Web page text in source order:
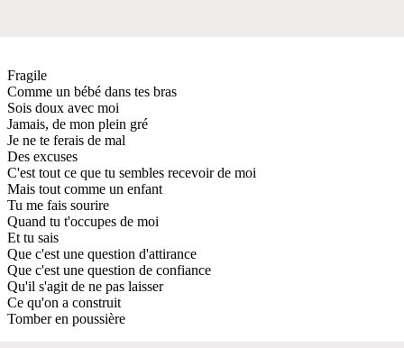
Fragile
Comme un bébé dans tes bras
Sois doux avec moi
Jamais, de mon plein gré
Je ne te ferais de mal
Des excuses
C'est tout ce que tu sembles recevoir de moi
Mais tout comme un enfant
Tu me fais sourire
Quand tu t'occupes de moi
Et tu sais
Que c'est une question d'attirance
Que c'est une question de confiance
Qu'il s'agit de ne pas laisser
Ce qu'on a construit
Tomber en poussière